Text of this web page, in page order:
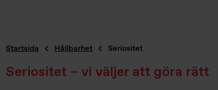
Startsida Hållbarhet Seriositet
Seriositet – vi väljer att göra rätt